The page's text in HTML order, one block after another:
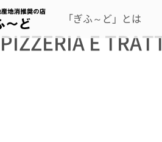
「ぎふ～ど」とは
PIZZERIA E